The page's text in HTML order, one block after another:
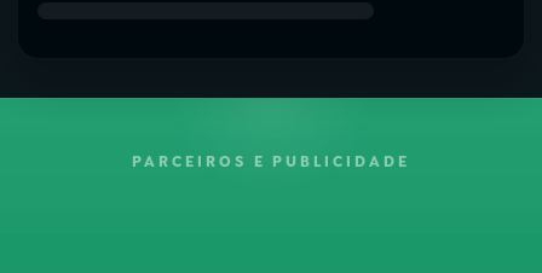
PARCEIROS E PUBLICIDADE